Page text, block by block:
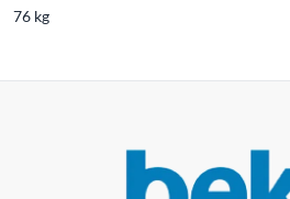
76 kg